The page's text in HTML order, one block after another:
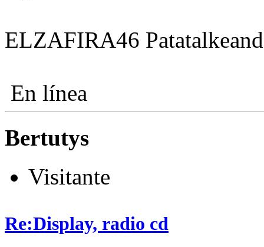
ELZAFIRA46
En línea
Bertutys
Visitante
Re:Display, radio cd